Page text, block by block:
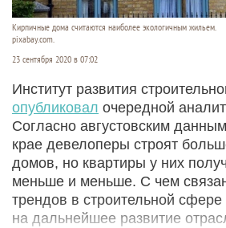
Кирпичные дома считаются наиболее экологичным жильем.
pixabay.com.
23 сентября 2020 в 07:02
Институт развития
опубликовал очередной
Согласно августовским
крае девелоперы строят
домов, но квартиры у них
меньше и меньше. С чем
трендов в строительной сфере
на дальнейшее развитие